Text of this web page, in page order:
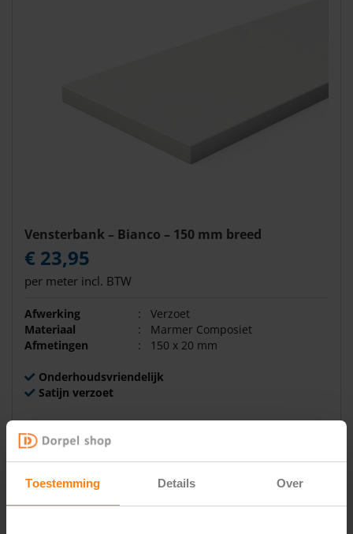
Toestemming Details Over
Vensterbank – Bianco – 150 mm breed
€ 23,95
per meter incl. BTW
Afwerking :
Verzoet
Materiaal
:
Marmer Composiet
Afmetingen
: 150 x 20 mm
Onderhoudsvriendelijk
Satijn verzoet